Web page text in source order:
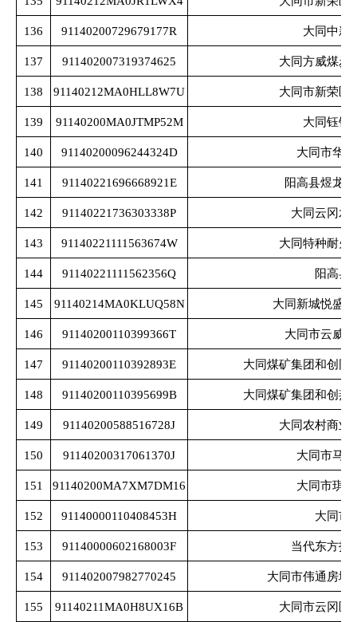
136 91140200729679177R 大同中新
137 911402007319374625 大同方威煤炭
138 91140212MA0HLL8W7U 大同市新荣区
139 91140200MA0JTMP52M 大同钰锦
140 91140200096244324D 大同市华
141 91140221696668921E 阳高县煜龙
142 91140221736303338P 大同云冈水
143 91140221111563674W 大同特种耐火
144 91140221111562356Q 阳高县
145 91140214MA0KLUQ58N 大同新城悦盛
146 91140200110399366T 大同市云威
147 91140200110392893E 大同煤矿集团和创同
148 91140200110395699B 大同煤矿集团和创燕
149 91140200588516728J 大同农村商业
150 91140200317061370J 大同市马
151 91140200MA7XM7DM16 大同市琪
152 91140000110408453H 大同市
153 91140000602168003F 当代东方投
154 911402007982770245 大同市伟通房地
155 91140211MA0H8UX16B 大同市云冈区